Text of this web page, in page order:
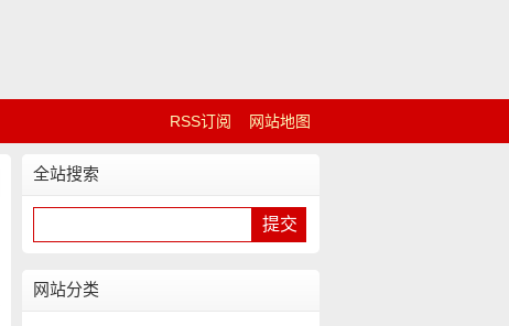
RSS订阅 网站地图
全站搜索
网站分类